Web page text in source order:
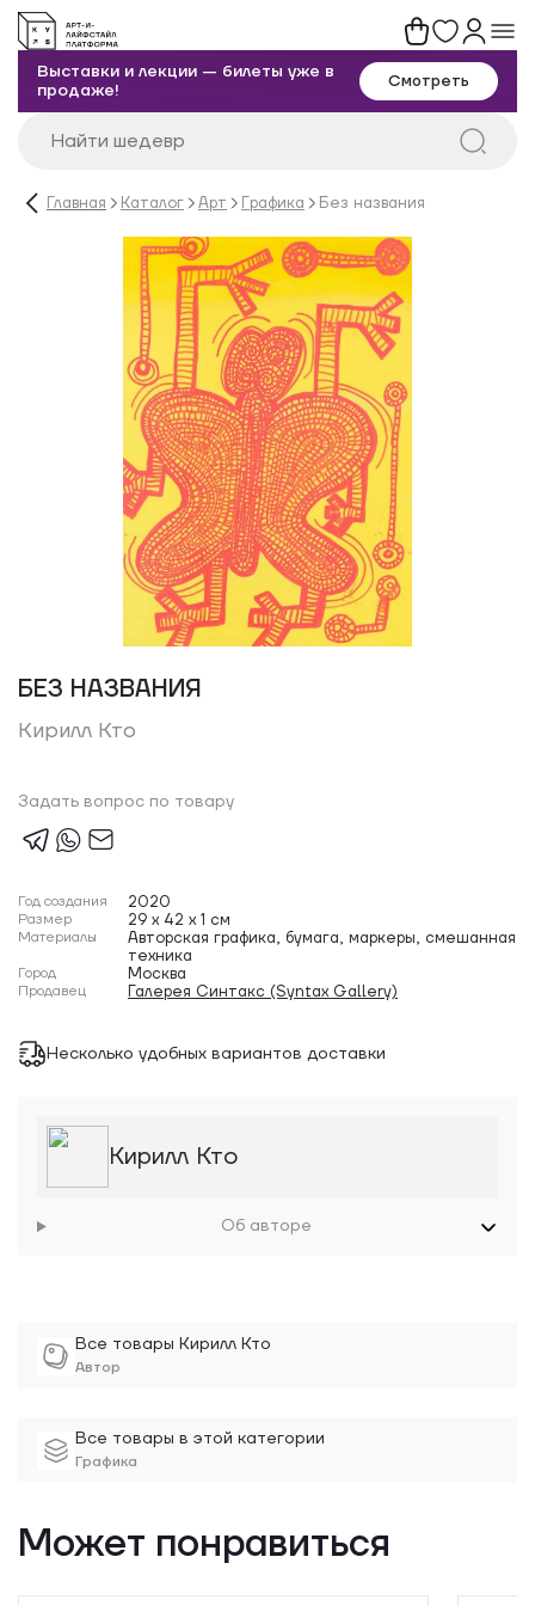
Выставки и лекции — билеты уже в
продаже!
Смотреть
Главная Каталог Арт Графика Без названия
БЕЗ НАЗВАНИЯ
Кирилл Кто
Задать вопрос по товару
Год создания 2020
Размер 29 x 42 x 1 см
Материалы
Авторская графика, бумага, маркеры, смешанная
техника
Город Москва
Продавец Галерея Синтакс (Syntax Gallery)
Несколько удобных вариантов доставки
Все товары Кирилл Кто
Автор
Все товары в этой категории
Графика
Кирилл Кто
Об авторе
Может понравиться